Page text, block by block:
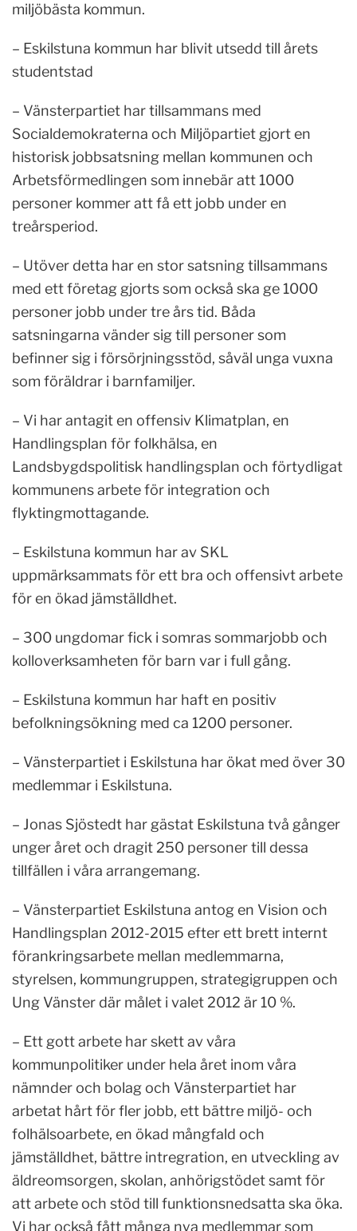
miljöbästa kommun.
– Eskilstuna kommun har blivit utsedd till årets
studentstad
– Vänsterpartiet har tillsammans med
Socialdemokraterna och Miljöpartiet gjort en
historisk jobbsatsning mellan kommunen och
Arbetsförmedlingen som innebär att 1000
personer kommer att få ett jobb under en
treårsperiod.
– Utöver detta har en stor satsning tillsammans
med ett företag gjorts som också ska ge 1000
personer jobb under tre års tid. Båda
satsningarna vänder sig till personer som
befinner sig i försörjningsstöd, såväl unga vuxna
som föräldrar i barnfamiljer.
– Vi har antagit en offensiv Klimatplan, en
Handlingsplan för folkhälsa, en
Landsbygdspolitisk handlingsplan och förtydligat
kommunens arbete för integration och
flyktingmottagande.
– Eskilstuna kommun har av SKL
uppmärksammats för ett bra och offensivt arbete
för en ökad jämställdhet.
– 300 ungdomar fick i somras sommarjobb och
kolloverksamheten för barn var i full gång.
– Eskilstuna kommun har haft en positiv
befolkningsökning med ca 1200 personer.
– Vänsterpartiet i Eskilstuna har ökat med över 30
medlemmar i Eskilstuna.
– Jonas Sjöstedt har gästat Eskilstuna två gånger
unger året och dragit 250 personer till dessa
tillfällen i våra arrangemang.
– Vänsterpartiet Eskilstuna antog en Vision och
Handlingsplan 2012-2015 efter ett brett internt
förankringsarbete mellan medlemmarna,
styrelsen, kommungruppen, strategigruppen och
Ung Vänster där målet i valet 2012 är 10 %.
– Ett gott arbete har skett av våra
kommunpolitiker under hela året inom våra
nämnder och bolag och Vänsterpartiet har
arbetat hårt för fler jobb, ett bättre miljö- och
folhälsoarbete, en ökad mångfald och
jämställdhet, bättre intregration, en utveckling av
äldreomsorgen, skolan, anhörigstödet samt för
att arbete och stöd till funktionsnedsatta ska öka.
Vi har också fått många nya medlemmar som